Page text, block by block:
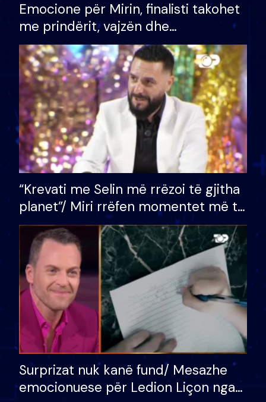
Emocione për Mirin, finalisti takohet
me prindërit, vajzën dhe
bashkëshorten: S’kemi ndonjë letër
divorci apo jo?
“Krevati me Selin më rrëzoi të gjitha
planet”/ Miri rrëfen momentet më të
bukura në shtëpinë e BB VIP: Do më
mungojë zilja e mëngjesit kur…
Surprizat nuk kanë fund/ Mesazhe
emocionuese për Ledion Liçon nga